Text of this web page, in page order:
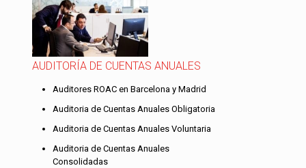
AUDITORÍA DE CUENTAS ANUALES
Auditores ROAC en Barcelona y Madrid
Auditoria de Cuentas Anuales Obligatoria
Auditoria de Cuentas Anuales Voluntaria
Auditoria de Cuentas Anuales
Consolidadas